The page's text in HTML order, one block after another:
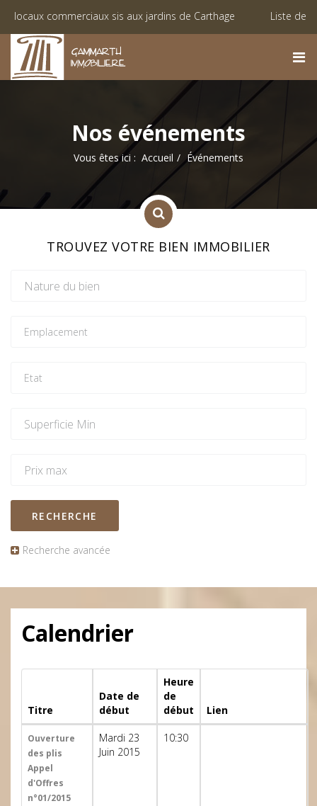
sis aux jardins de Carthage
Liste des biens
à Monastir « Lotissement El Achaab Golf »
Nos événements
Vous êtes ici : Accueil Événements
TROUVEZ VOTRE BIEN IMMOBILIER
RECHERCHE
Recherche avancée
Calendrier
Titre
Date de
début
Heure
de
début
Lien
Ouverture
des plis
Appel
d'Offres
n°01/2015
Mardi 23
Juin 2015
10:30